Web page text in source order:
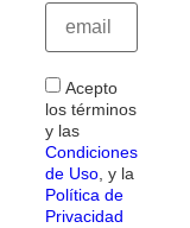
Acepto
los términos
y las
Condiciones
de Uso, y la
Política de
Privacidad